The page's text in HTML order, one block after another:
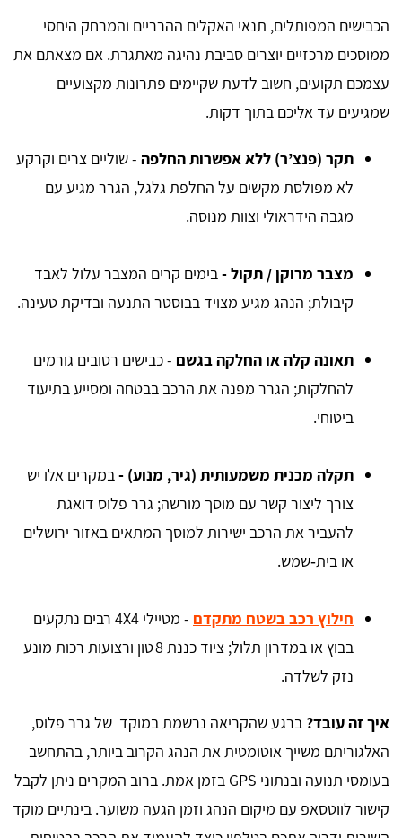
הכבישים המפותלים, תנאי האקלים ההרריים והמרחק היחסי
ממוסכים מרכזיים יוצרים סביבת נהיגה מאתגרת. אם מצאתם את
עצמכם תקועים, חשוב לדעת שקיימים פתרונות מקצועיים
שמגיעים עד אליכם בתוך דקות.
תקר (פנצ’ר) ללא אפשרות החלפה - שוליים צרים וקרקע
לא מפולסת מקשים על החלפת גלגל, הגרר מגיע עם
מגבה הידראולי וצוות מנוסה.
מצבר מרוקן / תקול -בימים קרים המצבר עלול לאבד
קיבולת; הנהג מגיע מצויד בבוסטר התנעה ובדיקת טעינה.
תאונה קלה או החלקה בגשם - כבישים רטובים גורמים
להחלקות; הגרר מפנה את הרכב בבטחה ומסייע בתיעוד
ביטוחי.
תקלה מכנית משמעותית (גיר, מנוע) -במקרים אלו יש
צורך ליצור קשר עם מוסך מורשה; גרר פלוס דואגת
להעביר את הרכב ישירות למוסך המתאים באזור ירושלים
או בית‑שמש.
חילוץ רכב בשטח מתקדם
- מטיילי 4X4 רבים נתקעים
בבוץ או במדרון תלול; ציוד כננת 8 טון ורצועות רכות מונע
נזק לשלדה.
איך זה עובד? ברגע שהקריאה נרשמת במוקד של גרר פלוס,
האלגוריתם משייך אוטומטית את הנהג הקרוב ביותר, בהתחשב
בעומסי תנועה ובנתוני GPS בזמן אמת. ברוב המקרים ניתן לקבל
קישור לווטסאפ עם מיקום הנהג וזמן הגעה משוער. בינתיים מוקד